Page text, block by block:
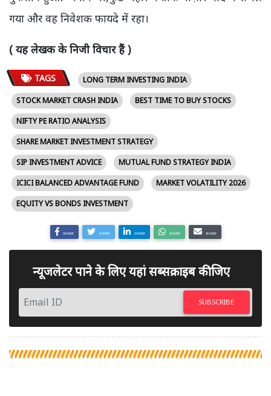
गया और वह निवेशक फायदे में रहा।
( यह लेखक के निजी विचार हैं )
TAGS
LONG TERM INVESTING INDIA
STOCK MARKET CRASH INDIA
BEST TIME TO BUY STOCKS
NIFTY PE RATIO ANALYSIS
SHARE MARKET INVESTMENT STRATEGY
SIP INVESTMENT ADVICE
MUTUAL FUND STRATEGY INDIA
ICICI BALANCED ADVANTAGE FUND
MARKET VOLATILITY 2026
EQUITY VS BONDS INVESTMENT
SHARE SHARE SHARE SHARE SHARE
न्यूजलेटर पाने के लिए यहां सब्सक्राइब कीजिए
SUBSCRIBE